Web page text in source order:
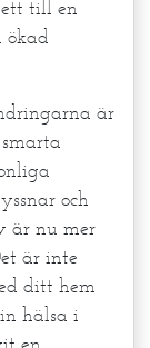
till en
ökad
är
och
är nu mer
är inte
ditt hem
hälsa i